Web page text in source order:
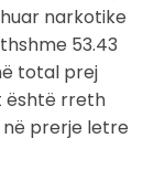
narkotike
53.43
total prej
është rreth
prerje letre